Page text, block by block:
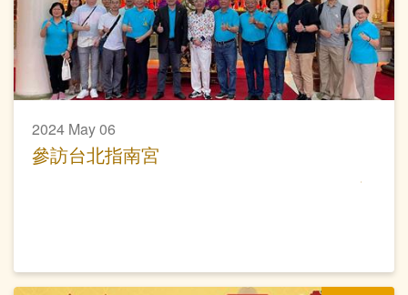
2024 May 06
參訪台北指南宮